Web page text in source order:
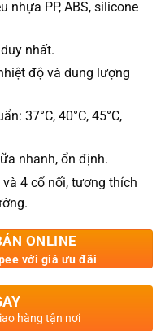
nhựa PP, ABS, silicone
nhất.
độ và dung lượng
37°C, 40°C, 45°C,
nhanh, ổn định.
4 cổ nối, tương thích
ONLINE
với giá ưu đãi
hàng tận nơi